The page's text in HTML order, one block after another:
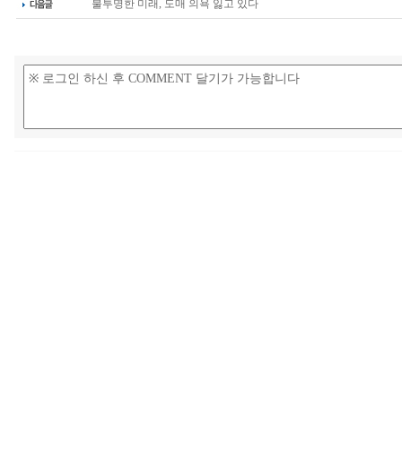
불투명한 미래, 도매 의욕 잃고 있다